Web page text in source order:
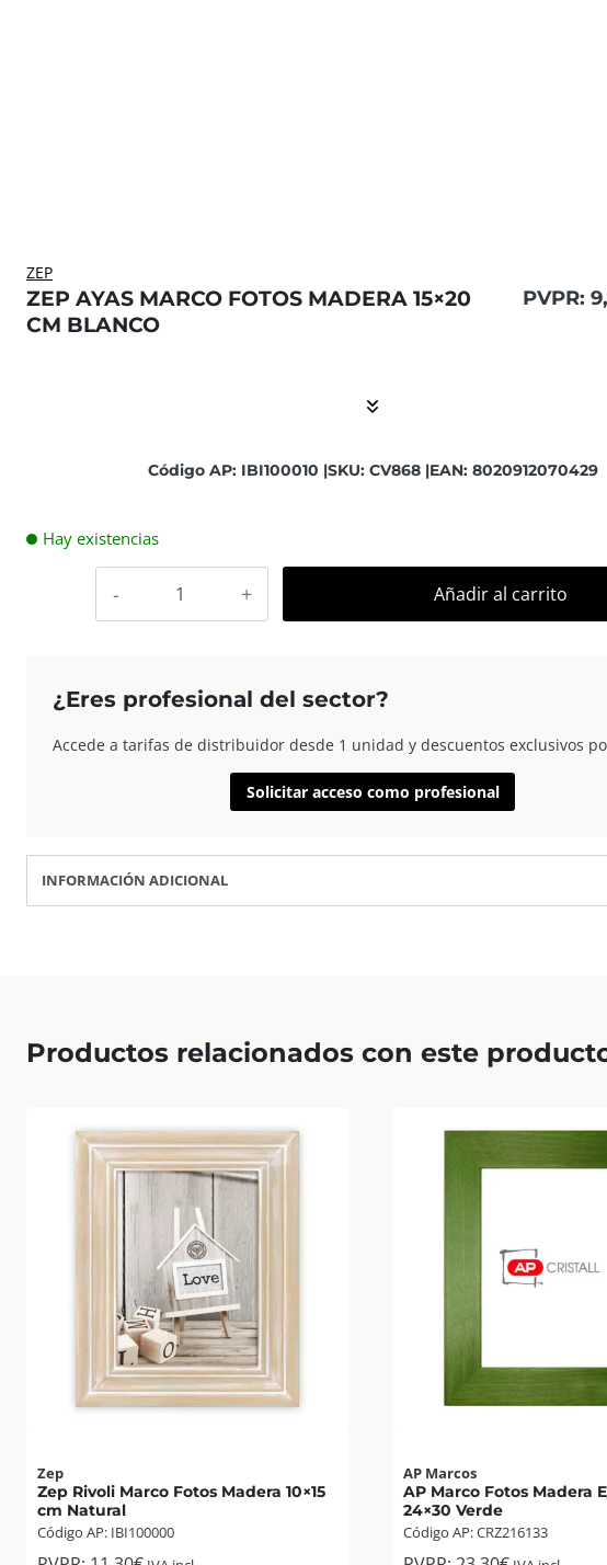
ZEP
ZEP AYAS MARCO FOTOS MADERA 15×20
CM BLANCO
PVPR:
Código AP: IBI100010 |SKU: CV868 |EAN: 8020912070429
Hay existencias
Madera
15×20
cm
Añadir al carrito
¿Eres profesional del sector?
Accede a tarifas de distribuidor desde 1 unidad y descuentos exclusivos
Solicitar acceso como profesional
INFORMACIÓN ADICIONAL
Productos relacionados con este
Zep
Zep Rivoli Marco Fotos Madera 10×15
cm Natural
Código AP: IBI100000
AP Marcos
AP Marco Fotos Madera
24×30 Verde
Código AP: CRZ216133